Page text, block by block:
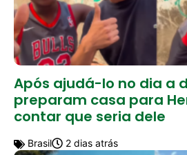
Após ajudá-lo no dia a
preparam casa para
contar que seria dele
Brasil 2 dias atrás